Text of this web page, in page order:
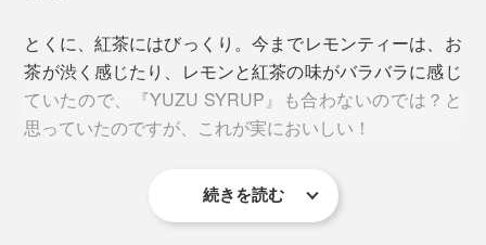
その香りに惚れ込んで、30年以上、仁淀川のゆずに向き
合ってきた開発者・浜町文也さんが、つくり上げたのが
素の8割は、この嗅覚で、残り2割が、舌で感じる味覚と
言われているそうです。
とくに、紅茶にはびっくり。今までレモンティーは、お
茶が渋く感じたり、レモンと紅茶の味がバラバラに感じ
ていたので、『YUZU SYRUP』も合わないのでは？と
思っていたのですが、これが実においしい！
ストレートでよく飲んでいるティーバッグの無農薬紅茶
続きを読む